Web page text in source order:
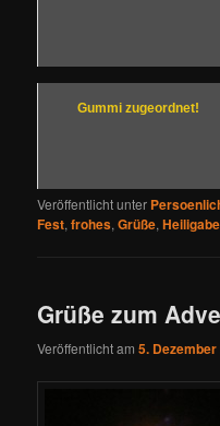
Gummi zugeordnet!
Veröffentlicht unter
Fest,frohes,Grüße,
Grüße zum
Veröffentlicht am5. Dezember